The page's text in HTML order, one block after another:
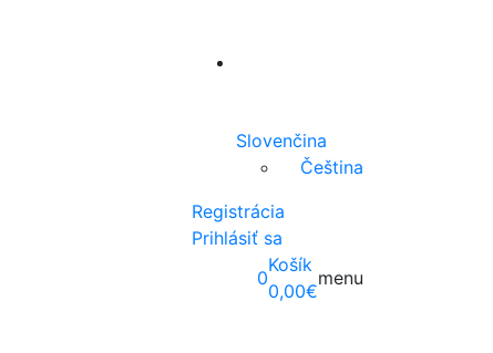
Slovenčina
Čeština
Registrácia
Prihlásiť sa
0
Košík
0,00€
menu